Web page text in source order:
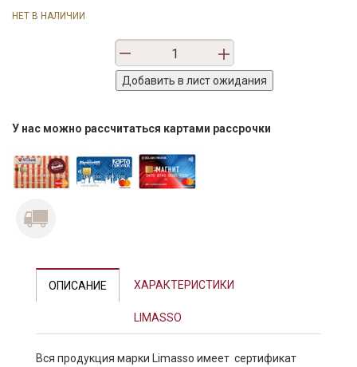
НЕТ В НАЛИЧИИ
У нас можно рассчитаться картами рассрочки
ОПИСАНИЕ ХАРАКТЕРИСТИКИ
LIMASSO
Вся продукция марки Limasso имеет сертификат